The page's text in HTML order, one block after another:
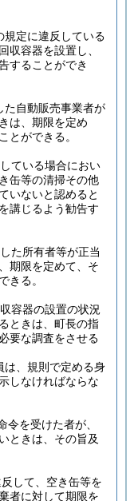
規定に違反している
収容器を設置し、
することができ
た自動販売事業者が
は、期限を定め
とができる。
ている場合におい
缶等の清掃その他
いないと認めると
講じるよう勧告す
た所有者等が正当
期限を定めて、そ
きる。
容器の設置の状況
ときは、町長の指
要な調査をさせる
は、規則で定める身
しなければならな
令を受けた者が、
ときは、その旨及
して、空き缶等を
者に対して期限を